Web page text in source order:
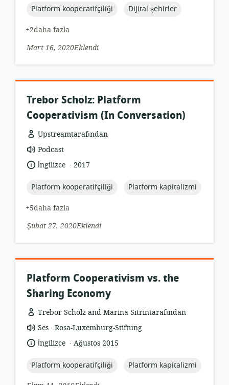
topic:
Platform kooperatifçiliği topic:
Dijital şehirler
+2daha fazla
Mart 16, 2020Eklendi
Trebor Scholz: Platform
Cooperativism (In Conversation)
Upstreamtarafından
Kaynak
formatı:
Podcast
Dil: İngilizce .
Yayın2017
topic:
Platform kooperatifçiliği topic:
Platform kapitalizmi
+5daha fazla
Şubat 27, 2020Eklendi
Platform Cooperativism vs. the
Sharing Economy
Trebor Scholz and Marina Sitrintarafından
Kaynak
formatı:
Ses .
yayıncı:
Rosa-Luxemburg-Stiftung
Dil: İngilizce .
YayınAğustos 2015
topic:
Platform kooperatifçiliği topic:
Platform kapitalizmi